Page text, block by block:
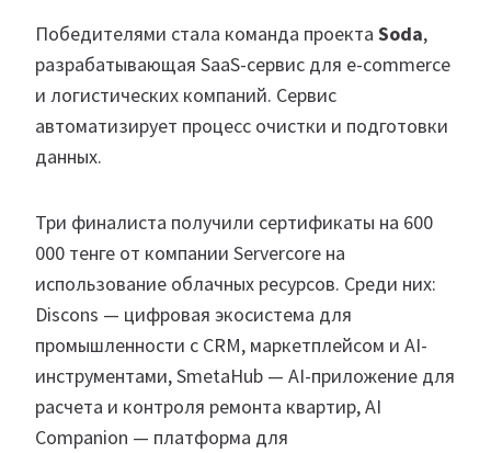
Победителями стала команда проекта Soda,
разрабатывающая SaaS-сервис для e-commerce
и логистических компаний. Сервис
автоматизирует процесс очистки и подготовки
данных.
Три финалиста получили сертификаты на 600
000 тенге от компании Servercore на
использование облачных ресурсов. Среди них:
Discons — цифровая экосистема для
промышленности с CRM, маркетплейсом и AI-
инструментами, SmetaHub — AI-приложение для
расчета и контроля ремонта квартир, AI
Companion — платформа для